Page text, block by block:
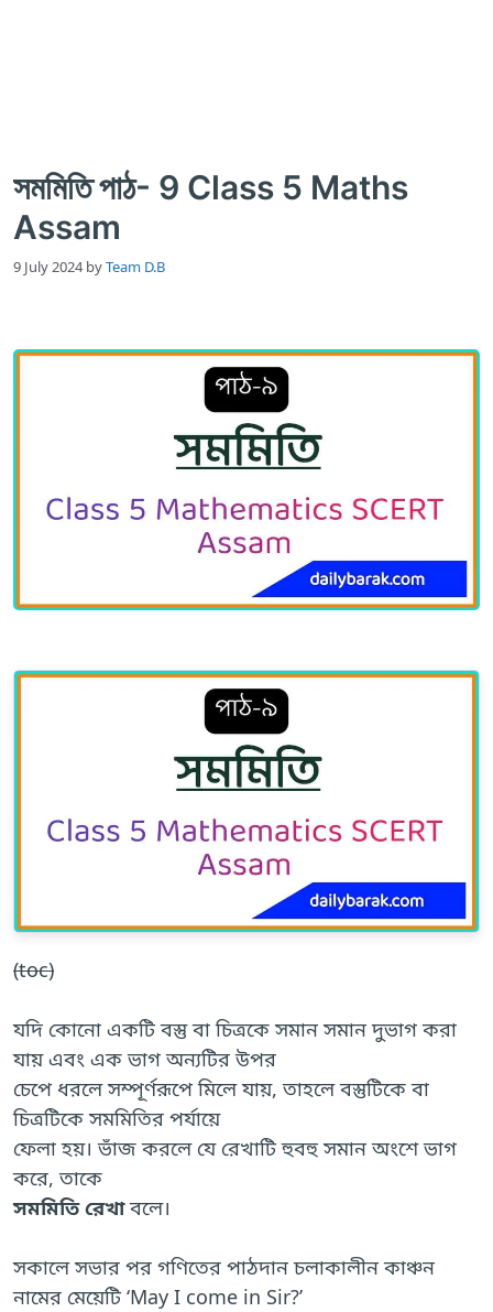
সমমিতি পাঠ- 9 Class 5 Maths
Assam
9 July 2024 byTeam D.B
(toc)
যদি কোনো একটি বস্তু বা চিত্রকে সমান সমান দুভাগ করা
যায় এবং এক ভাগ অন্যটির উপর
চেপে ধরলে সম্পূর্ণরূপে মিলে যায়, তাহলে বস্তুটিকে বা
চিত্রটিকে সমমিতির পর্যায়ে
ফেলা হয়। ভাঁজ করলে যে রেখাটি হুবহু সমান অংশে ভাগ
করে, তাকে
সমমিতি রেখাবলে।
সকালে সভার পর গণিতের পাঠদান চলাকালীন কাঞ্চন
নামের মেয়েটি ‘May I come in Sir?’